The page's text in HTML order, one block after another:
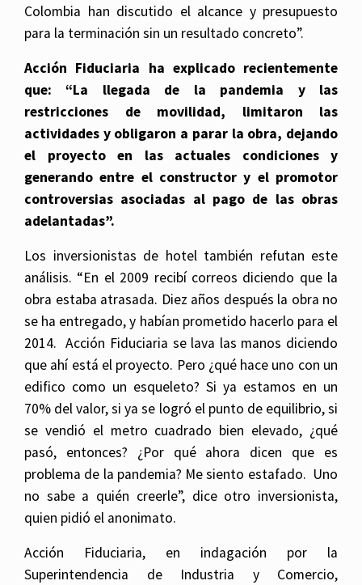
Colombia han discutido el alcance y presupuesto
para la terminación sin un resultado concreto”.
Acción Fiduciaria ha explicado recientemente
que: “La llegada de la pandemia y las
restricciones de movilidad, limitaron las
actividades y obligaron a parar la obra, dejando
el proyecto en las actuales condiciones y
generando entre el constructor y el promotor
controversias asociadas al pago de las obras
adelantadas”.
Los inversionistas de hotel también refutan este
análisis. “En el 2009 recibí correos diciendo que la
obra estaba atrasada. Diez años después la obra no
se ha entregado, y habían prometido hacerlo para el
2014. Acción Fiduciaria se lava las manos diciendo
que ahí está el proyecto. Pero ¿qué hace uno con un
edifico como un esqueleto? Si ya estamos en un
70% del valor, si ya se logró el punto de equilibrio, si
se vendió el metro cuadrado bien elevado, ¿qué
pasó, entonces? ¿Por qué ahora dicen que es
problema de la pandemia? Me siento estafado. Uno
no sabe a quién creerle”, dice otro inversionista,
quien pidió el anonimato.
Acción Fiduciaria, en indagación por la
Superintendencia de Industria y Comercio,